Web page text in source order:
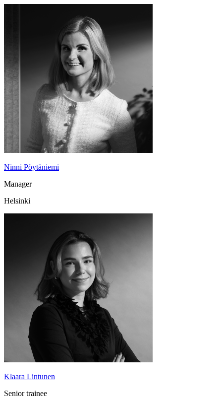
Ninni Pöytäniemi
Manager
Helsinki
Klaara Lintunen
Senior trainee